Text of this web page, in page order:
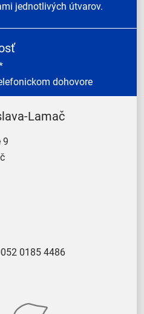
jednotlivých útvarov.
dohovore
Lamač
9
0185 4486